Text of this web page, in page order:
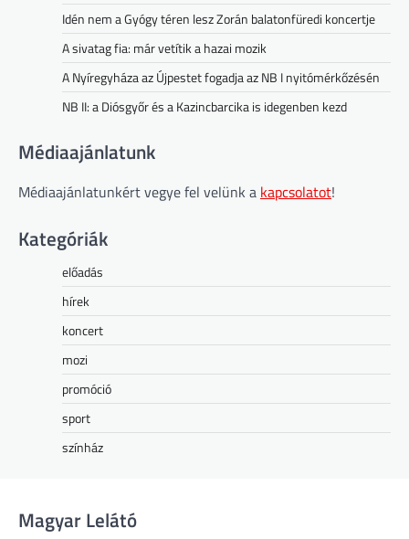
Idén nem a Gyógy téren lesz Zorán balatonfüredi koncertje
A sivatag fia: már vetítik a hazai mozik
A Nyíregyháza az Újpestet fogadja az NB I nyitómérkőzésén
NB II: a Diósgyőr és a Kazincbarcika is idegenben kezd
Médiaajánlatunk
Médiaajánlatunkért vegye fel velünk a kapcsolatot!
Kategóriák
előadás
hírek
koncert
mozi
promóció
sport
színház
Magyar Lelátó